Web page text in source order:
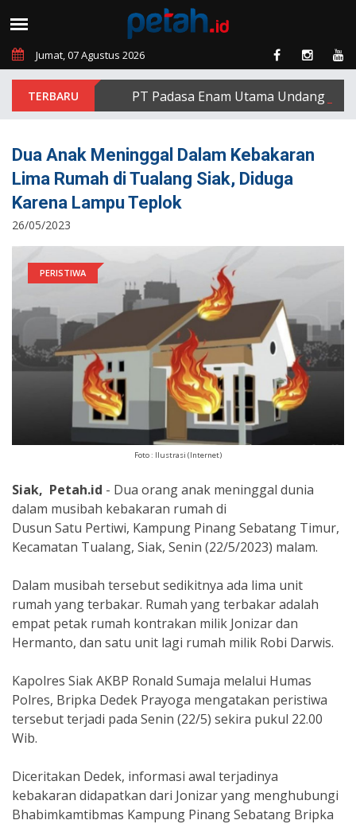
Jumat, 07 Agustus 2026
PT Padasa Enam Utama Undang
Dua Anak Meninggal Dalam Kebakaran
Lima Rumah di Tualang Siak, Diduga
Karena Lampu Teplok
26/05/2023
PERISTIWA
Foto : Ilustrasi (Internet)
Siak, Petah.id - Dua orang anak meninggal dunia
dalam musibah kebakaran rumah di
Dusun Satu Pertiwi, Kampung Pinang Sebatang Timur,
Kecamatan Tualang, Siak, Senin (22/5/2023) malam.
Dalam musibah tersebut sedikitnya ada lima unit
rumah yang terbakar. Rumah yang terbakar adalah
empat petak rumah kontrakan milik Jonizar dan
Hermanto, dan satu unit lagi rumah milik Robi Darwis.
Kapolres Siak AKBP Ronald Sumaja melalui Humas
Polres, Bripka Dedek Prayoga mengatakan peristiwa
tersebut terjadi pada Senin (22/5) sekira pukul 22.00
Wib.
Diceritakan Dedek, informasi awal terjadinya
kebakaran didapatkan dari Jonizar yang menghubungi
Bhabimkamtibmas Kampung Pinang Sebatang Bripka